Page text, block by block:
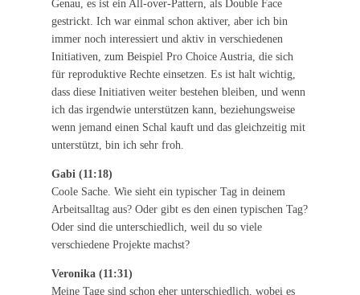
Genau, es ist ein All-over-Pattern, als Double Face
gestrickt. Ich war einmal schon aktiver, aber ich bin
immer noch interessiert und aktiv in verschiedenen
Initiativen, zum Beispiel Pro Choice Austria, die sich
für reproduktive Rechte einsetzen. Es ist halt wichtig,
dass diese Initiativen weiter bestehen bleiben, und wenn
ich das irgendwie unterstützen kann, beziehungsweise
wenn jemand einen Schal kauft und das gleichzeitig mit
unterstützt, bin ich sehr froh.
Gabi (11:18)
Coole Sache. Wie sieht ein typischer Tag in deinem
Arbeitsalltag aus? Oder gibt es den einen typischen Tag?
Oder sind die unterschiedlich, weil du so viele
verschiedene Projekte machst?
Veronika (11:31)
Meine Tage sind schon eher unterschiedlich, wobei es